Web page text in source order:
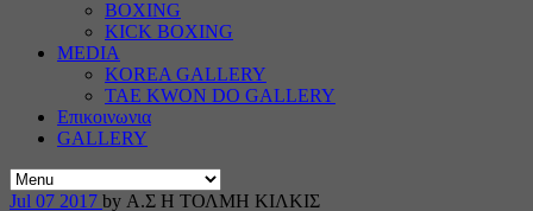
BOXING
KICK BOXING
MEDIA
KOREA GALLERY
TAE KWON DO GALLERY
Επικοινωνια
GALLERY
Jul 07 2017 by Α.Σ Η ΤΟΛΜΗ ΚΙΛΚΙΣ